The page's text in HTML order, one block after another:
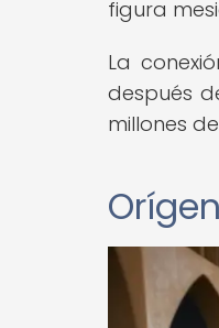
figura
La
después
millones